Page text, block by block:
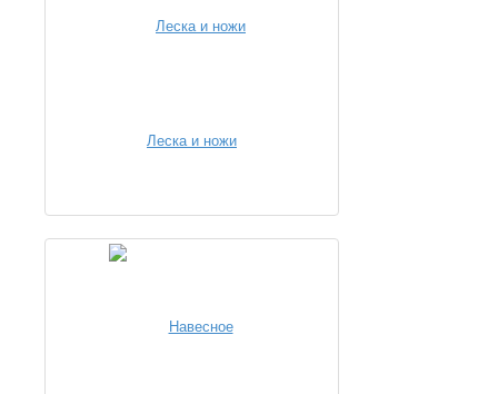
Леска и ножи